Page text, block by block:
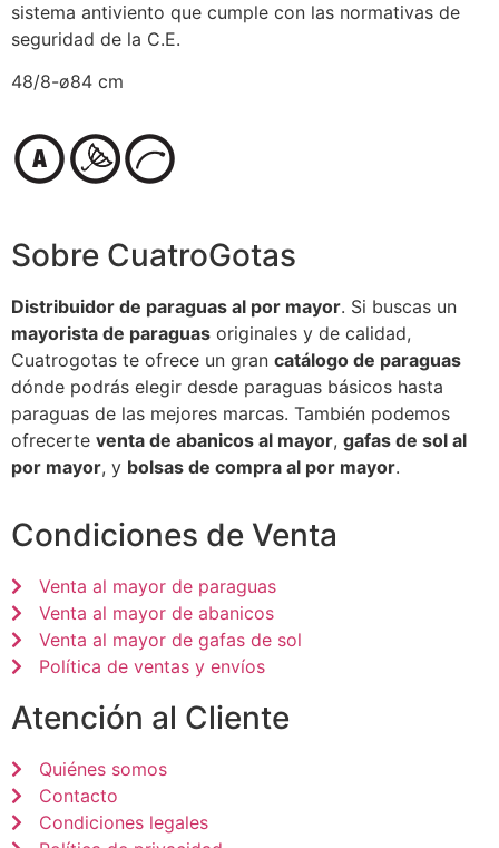
sistema antiviento que cumple con las normativas de
seguridad de la C.E.
48/8-ø84 cm
Sobre CuatroGotas
Distribuidor de paraguas al por mayor. Si buscas un
mayorista de paraguas originales y de calidad,
Cuatrogotas te ofrece un gran catálogo de paraguas
dónde podrás elegir desde paraguas básicos hasta
paraguas de las mejores marcas. También podemos
ofrecerte venta de abanicos al mayor, gafas de sol al
por mayor, y bolsas de compra al por mayor.
Condiciones de Venta
Venta al mayor de paraguas
Venta al mayor de abanicos
Venta al mayor de gafas de sol
Política de ventas y envíos
Atención al Cliente
Quiénes somos
Contacto
Condiciones legales